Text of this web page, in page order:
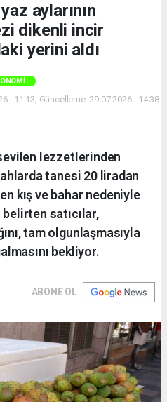
aylarının
dikenli incir
yerini aldı
- 11:13, Güncelleme: 29.07.2026 - 14:38
lezzetlerinden
tanesi 20 liradan
kış ve bahar nedeniyle
belirten satıcılar,
tam olgunlaşmasıyla
bekliyor.
ABONE OL